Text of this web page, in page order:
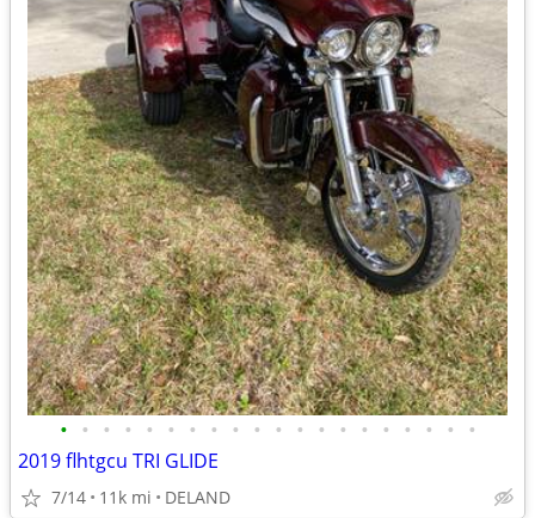
• • • • • • • • • • • • • • • • • • • •
2019 flhtgcu TRI GLIDE
7/14 11k mi DELAND